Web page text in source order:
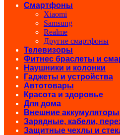
Смартфоны
Xiaomi
Samsung
Realme
Другие смартфоны
Телевизоры
Фитнес браслеты и
Наушники и колонки
Гаджеты и устройства
Автотовары
Красота и здоровье
Для дома
Внешние аккумуляторы
Зарядные, кабели,
Защитные чехлы и